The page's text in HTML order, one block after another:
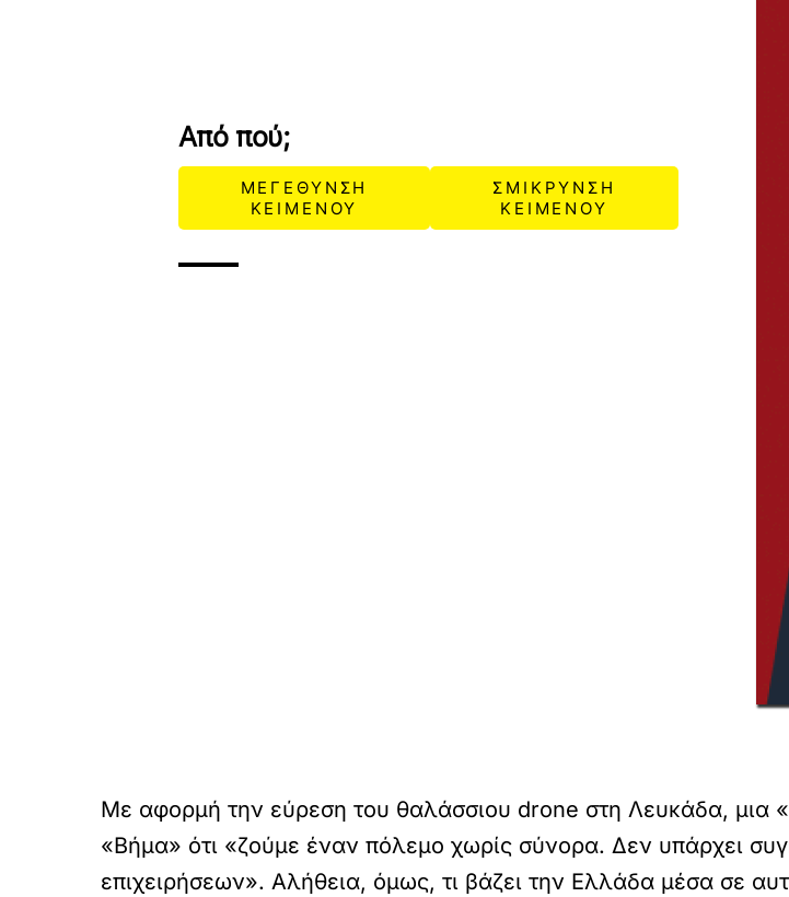
Από πού;
ΜΕΓΕΘΥΝΣΗ
ΚΕΙΜΕΝΟΥ
ΣΜΙΚΡΥΝΣΗ
ΚΕΙΜΕΝΟΥ
Με αφορμή την εύρεση του θαλάσσιου drone στη Λευκάδα, μια
«Βήμα» ότι «ζούμε έναν πόλεμο χωρίς σύνορα. Δεν υπάρχει
επιχειρήσεων». Αλήθεια, όμως, τι βάζει την Ελλάδα μέσα σε